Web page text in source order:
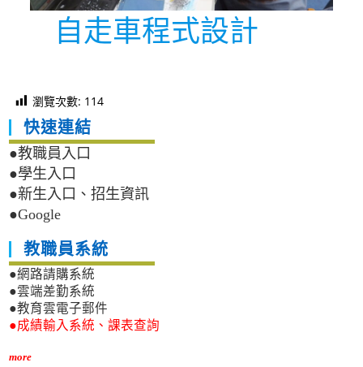
自走車程式設計
瀏覽次數: 114
快速連結
●教職員入口
●學生入口
●新生入口、招生資訊
●Google
教職員系統
●網路請購系統
●雲端差勤系統
●教育雲電子郵件
●成績輸入系統、課表查詢
more